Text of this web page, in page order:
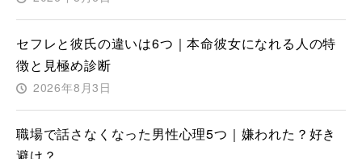
セフレと彼氏の違いは6つ｜本命彼女になれる人の特
徴と見極め診断
2026年8月3日
職場で話さなくなった男性心理5つ｜嫌われた？好き